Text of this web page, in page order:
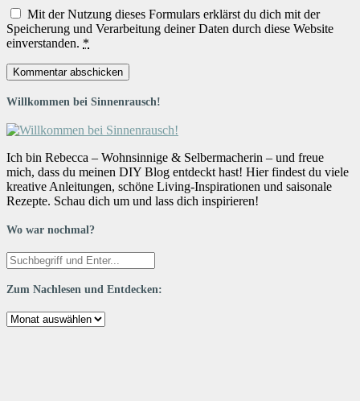
Mit der Nutzung dieses Formulars erklärst du dich mit der
Speicherung und Verarbeitung deiner Daten durch diese Website
einverstanden. *
Willkommen bei Sinnenrausch!
Ich bin Rebecca – Wohnsinnige & Selbermacherin – und freue
mich, dass du meinen DIY Blog entdeckt hast! Hier findest du viele
kreative Anleitungen, schöne Living-Inspirationen und saisonale
Rezepte. Schau dich um und lass dich inspirieren!
Wo war nochmal?
Zum Nachlesen und Entdecken:
Zum